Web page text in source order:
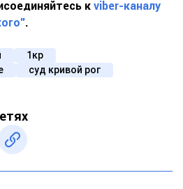
к viber-каналу
.
1кр
суд кривой рог